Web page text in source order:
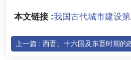
本文链接 :我国古代城市建设
上一篇 : 西晋、十六国及东晋时期的